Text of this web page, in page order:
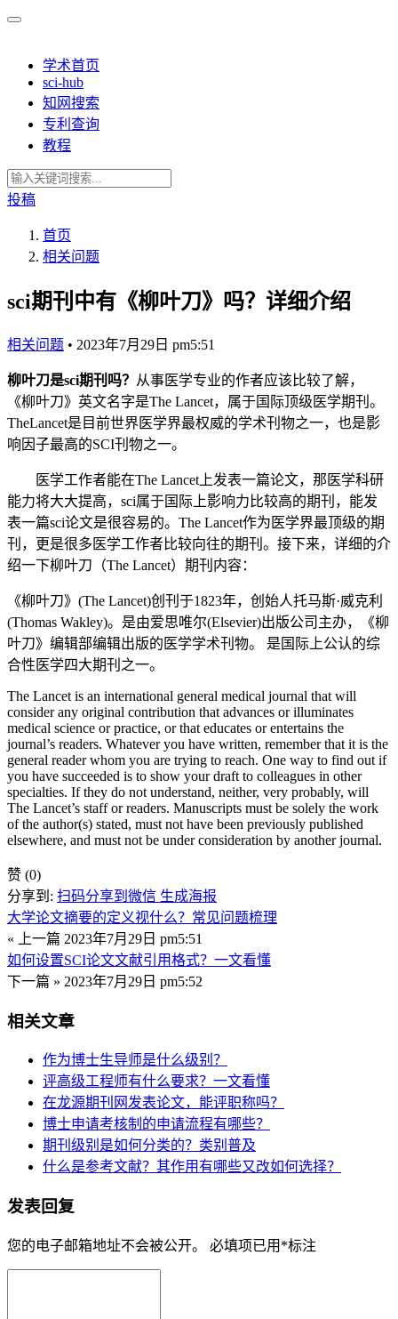
学术首页
sci-hub
知网搜索
专利查询
教程
投稿
首页
相关问题
sci期刊中有《柳叶刀》吗？详细介绍
相关问题 • 2023年7月29日 pm5:51
柳叶刀是sci期刊吗？ 从事医学专业的作者应该比较了解，
《柳叶刀》英文名字是The Lancet，属于国际顶级医学期刊。
TheLancet是目前世界医学界最权威的学术刊物之一，也是影
响因子最高的SCI刊物之一。
医学工作者能在The Lancet上发表一篇论文，那医学科研
能力将大大提高，sci属于国际上影响力比较高的期刊，能发
表一篇sci论文是很容易的。The Lancet作为医学界最顶级的期
刊，更是很多医学工作者比较向往的期刊。接下来，详细的介
绍一下柳叶刀（The Lancet）期刊内容：
《柳叶刀》(The Lancet)创刊于1823年，创始人托马斯·威克利
(Thomas Wakley)。是由爱思唯尔(Elsevier)出版公司主办，《柳
叶刀》编辑部编辑出版的医学学术刊物。 是国际上公认的综
合性医学四大期刊之一。
The Lancet is an international general medical journal that will
consider any original contribution that advances or illuminates
medical science or practice, or that educates or entertains the
journal’s readers. Whatever you have written, remember that it is the
general reader whom you are trying to reach. One way to find out if
you have succeeded is to show your draft to colleagues in other
specialties. If they do not understand, neither, very probably, will
The Lancet’s staff or readers. Manuscripts must be solely the work
of the author(s) stated, must not have been previously published
elsewhere, and must not be under consideration by another journal.
赞 (0)
分享到: 扫码分享到微信 生成海报
大学论文摘要的定义视什么？常见问题梳理
« 上一篇 2023年7月29日 pm5:51
如何设置SCI论文文献引用格式？一文看懂
下一篇 » 2023年7月29日 pm5:52
相关文章
作为博士生导师是什么级别？
评高级工程师有什么要求？一文看懂
在龙源期刊网发表论文，能评职称吗？
博士申请考核制的申请流程有哪些？
期刊级别是如何分类的？类别普及
什么是参考文献？其作用有哪些又改如何选择？
发表回复
您的电子邮箱地址不会被公开。 必填项已用 *标注